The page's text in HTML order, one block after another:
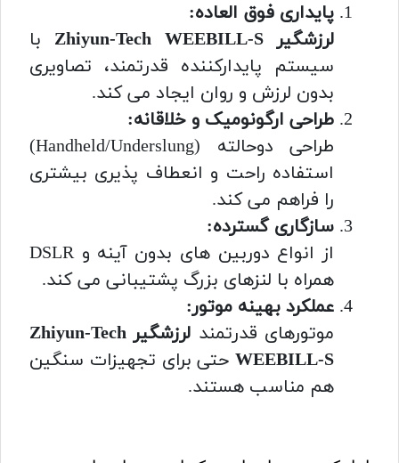
پایداری فوق العاده:
لرزشگیر Zhiyun-Tech WEEBILL-S
با
سیستم پایدارکننده قدرتمند، تصاویری
بدون لرزش و روان ایجاد می کند.
طراحی ارگونومیک و خلاقانه:
طراحی دوحالته (Handheld/Underslung)
استفاده راحت و انعطاف پذیری بیشتری
را فراهم می کند.
سازگاری گسترده:
از انواع دوربین های بدون آینه و DSLR
همراه با لنزهای بزرگ پشتیبانی می کند.
عملکرد بهینه موتور:
موتورهای قدرتمند
لرزشگیر Zhiyun-Tech
WEEBILL-S حتی برای تجهیزات سنگین
هم مناسب هستند.